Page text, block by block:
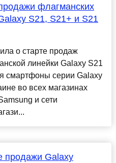
флагманских
S21, S21+ и S21
о старте продаж
линейки Galaxy S21
смартфоны серии Galaxy
во всех магазинах
и сети
продажи Galaxy